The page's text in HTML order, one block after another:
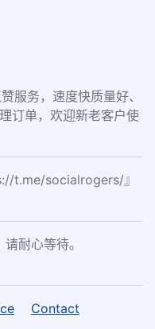
服务，速度快质量好、
订单，欢迎新老客户使
t.me/socialrogers/』
耐心等待。
Contact